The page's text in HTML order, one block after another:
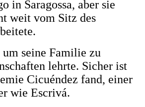
in Saragossa, aber sie
weit vom Sitz des
seine Familie zu
lehrte. Sicher ist
Cicuéndez fand, einer
wie Escrivá.